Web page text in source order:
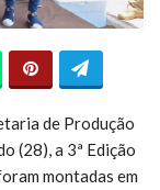
de Produção
(28), a 3ª Edição
montadas em